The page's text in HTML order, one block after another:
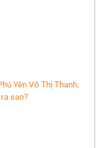
Yên Võ Thị Thanh,
sao?